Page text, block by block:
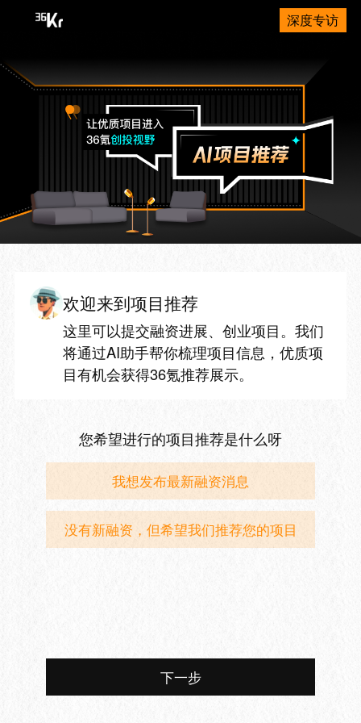
深度专访
欢迎来到项目推荐
这里可以提交融资进展、创业项目。我们
将通过AI助手帮你梳理项目信息，优质项
目有机会获得36氪推荐展示。
您希望进行的项目推荐是什么呀
我想发布最新融资消息
没有新融资，但希望我们推荐您的项目
下一步